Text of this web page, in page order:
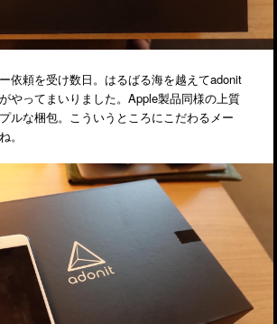
依頼を受け数日。はるばる海を越えてadonit
やってまいりました。Apple製品同様の上質
ルな梱包。こういうところにこだわるメー
。